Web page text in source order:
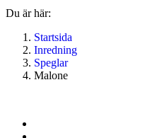
Du är här:
Startsida
Inredning
Speglar
Malone